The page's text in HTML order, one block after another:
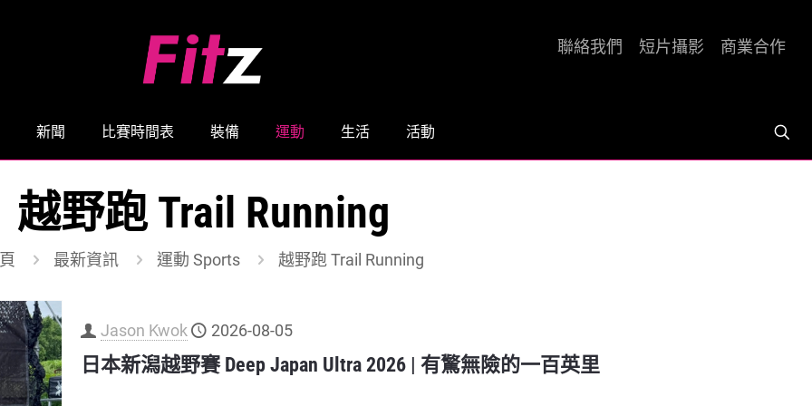
新聞 比賽時間表 裝備 運動 生活 活動
聯絡我們 短片攝影 商業合作
越野跑 Trail Running
最新資訊 運動 Sports 越野跑 Trail Running
Jason Kwok 2026-08-05
日本新潟越野賽 Deep Japan Ultra 2026 | 有驚無險的一百英里